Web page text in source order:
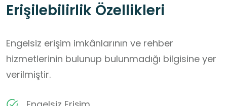
Erişilebilirlik Özellikleri
Engelsiz erişim imkânlarının ve rehber
hizmetlerinin bulunup bulunmadığı bilgisine yer
verilmiştir.